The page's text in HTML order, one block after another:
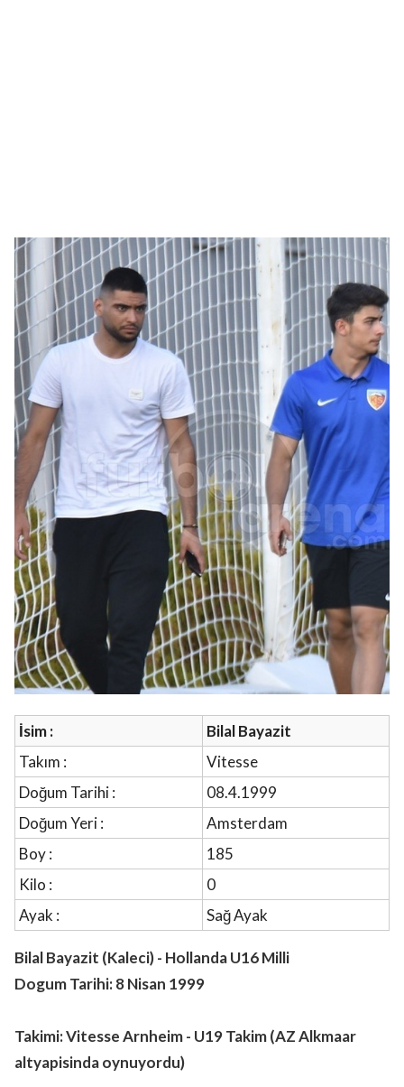
İsim :
Bilal Bayazit
Takım :
Vitesse
Doğum Tarihi :
08.4.1999
Doğum Yeri :
Amsterdam
Boy :
185
Kilo :
0
Ayak :
Sağ Ayak
Bilal Bayazit (Kaleci) - Hollanda U16 Milli
Dogum Tarihi: 8 Nisan 1999
Takimi: Vitesse Arnheim - U19 Takim (AZ Alkmaar
altyapisinda oynuyordu)